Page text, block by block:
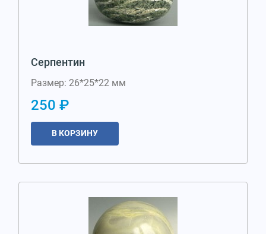
Серпентин
Размер: 26*25*22 мм
250 ₽
В КОРЗИНУ